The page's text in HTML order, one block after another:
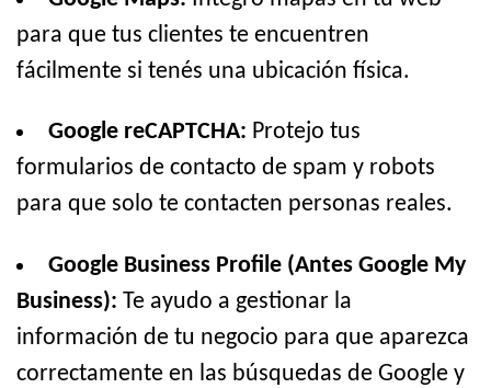
para que tus clientes te encuentren
fácilmente si tenés una ubicación física.
Google reCAPTCHA: Protejo tus
formularios de contacto de spam y robots
para que solo te contacten personas reales.
Google Business Profile (Antes Google My
Business): Te ayudo a gestionar la
información de tu negocio para que aparezca
correctamente en las búsquedas de Google y